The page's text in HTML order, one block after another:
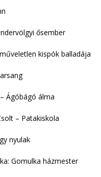
ősember
kispók balladája
Ágóbágó álma
– Patakiskola
nyulak
Gomulka házmester